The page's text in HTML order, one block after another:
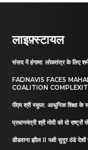
लाइफ़्स्टायल
संसद में हंगामा: लोकतंत्र के लिए
FADNAVIS FACES
COALITION
पीएम श्री स्कूल: आधुनिक शिक्षा के
प्रधानमंत्री श्री मोदी को दो
डीडवाना झील II पक्षी सुदूर ठंडे